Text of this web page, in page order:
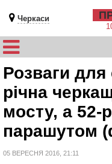
Черкаси
Розваги для
річна
мосту, а 52-
парашутом
05 ВЕРЕСНЯ 2016, 21:11